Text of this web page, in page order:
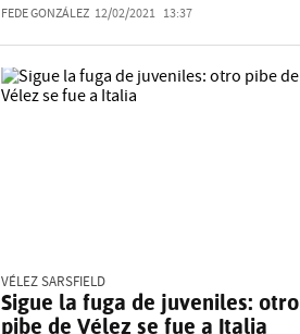
FEDE GONZÁLEZ 12/02/2021 13:37
VÉLEZ SARSFIELD
Sigue la fuga de juveniles: otro
pibe de Vélez se fue a Italia